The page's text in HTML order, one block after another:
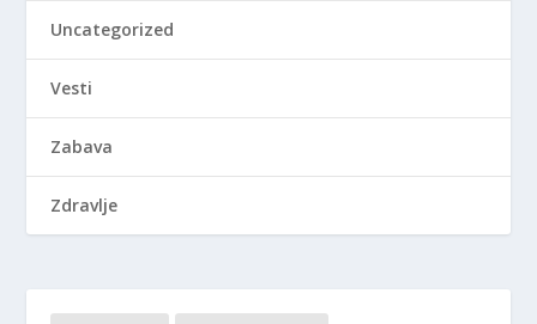
Uncategorized
Vesti
Zabava
Zdravlje